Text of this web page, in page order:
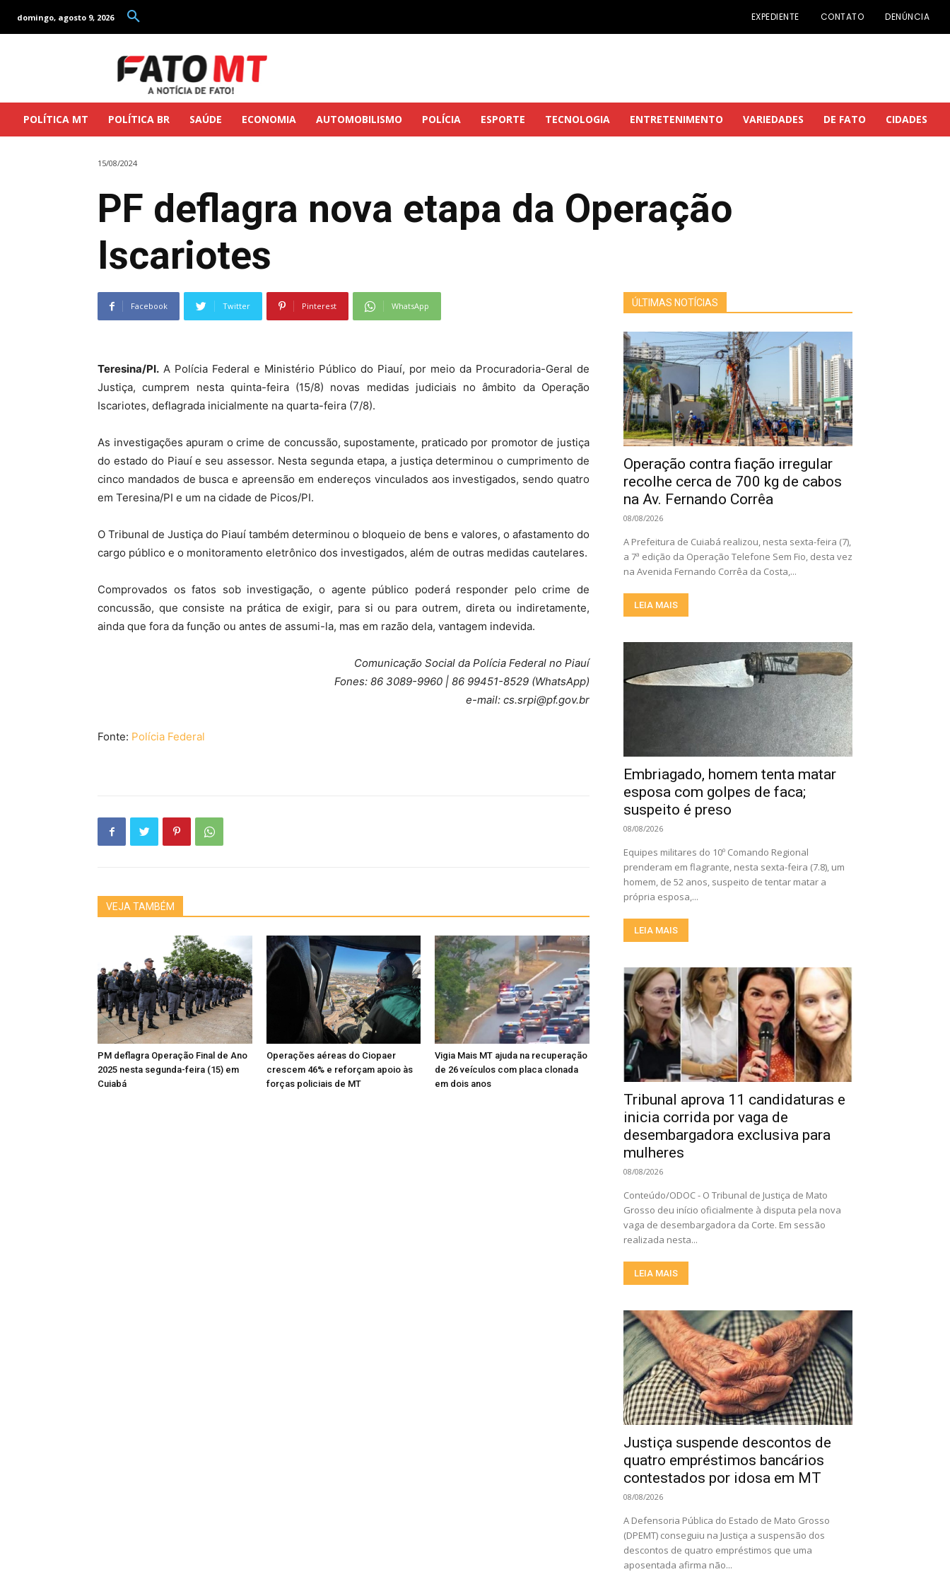
domingo, agosto 9, 2026 EXPEDIENTE CONTATO DENÚNCIA
POLÍTICA MT POLÍTICA BR SAÚDE ECONOMIA AUTOMOBILISMO POLÍCIA ESPORTE TECNOLOGIA ENTRETENIMENTO VARIEDADES DE FATO CIDADES
15/08/2024
PF deflagra nova etapa da Operação
Iscariotes
Facebook Twitter Pinterest WhatsApp
Teresina/PI. A Polícia Federal e Ministério Público do Piauí, por meio da Procuradoria-Geral de
Justiça, cumprem nesta quinta-feira (15/8) novas medidas judiciais no âmbito da Operação
Iscariotes, deflagrada inicialmente na quarta-feira (7/8).
As investigações apuram o crime de concussão, supostamente, praticado por promotor de justiça
do estado do Piauí e seu assessor. Nesta segunda etapa, a justiça determinou o cumprimento de
cinco mandados de busca e apreensão em endereços vinculados aos investigados, sendo quatro
em Teresina/PI e um na cidade de Picos/PI.
O Tribunal de Justiça do Piauí também determinou o bloqueio de bens e valores, o afastamento do
cargo público e o monitoramento eletrônico dos investigados, além de outras medidas cautelares.
Comprovados os fatos sob investigação, o agente público poderá responder pelo crime de
concussão, que consiste na prática de exigir, para si ou para outrem, direta ou indiretamente,
ainda que fora da função ou antes de assumi-la, mas em razão dela, vantagem indevida.
Comunicação Social da Polícia Federal no Piauí
Fones: 86 3089-9960 | 86 99451-8529 (WhatsApp)
e-mail: cs.srpi@pf.gov.br
Fonte: Polícia Federal
VEJA TAMBÉM
PM deflagra Operação Final de Ano
2025 nesta segunda-feira (15) em
Cuiabá
Operações aéreas do Ciopaer
crescem 46% e reforçam apoio às
forças policiais de MT
Vigia Mais MT ajuda na recuperação
de 26 veículos com placa clonada
em dois anos
ÚLTIMAS NOTÍCIAS
Operação contra fiação irregular
recolhe cerca de 700 kg de cabos
na Av. Fernando Corrêa
08/08/2026
A Prefeitura de Cuiabá realizou, nesta sexta-feira (7),
a 7ª edição da Operação Telefone Sem Fio, desta vez
na Avenida Fernando Corrêa da Costa,...
LEIA MAIS
Embriagado, homem tenta matar
esposa com golpes de faca;
suspeito é preso
08/08/2026
Equipes militares do 10º Comando Regional
prenderam em flagrante, nesta sexta-feira (7.8), um
homem, de 52 anos, suspeito de tentar matar a
própria esposa,...
LEIA MAIS
Tribunal aprova 11 candidaturas e
inicia corrida por vaga de
desembargadora exclusiva para
mulheres
08/08/2026
Conteúdo/ODOC - O Tribunal de Justiça de Mato
Grosso deu início oficialmente à disputa pela nova
vaga de desembargadora da Corte. Em sessão
realizada nesta...
LEIA MAIS
Justiça suspende descontos de
quatro empréstimos bancários
contestados por idosa em MT
08/08/2026
A Defensoria Pública do Estado de Mato Grosso
(DPEMT) conseguiu na Justiça a suspensão dos
descontos de quatro empréstimos que uma
aposentada afirma não...